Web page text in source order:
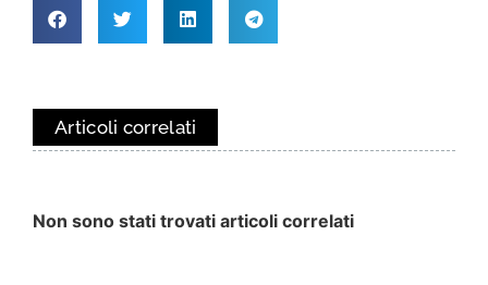
Articoli correlati
Non sono stati trovati articoli correlati